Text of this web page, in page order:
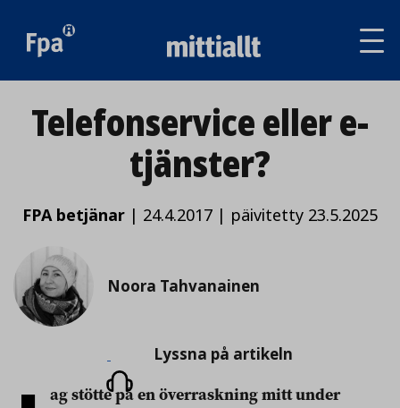
Telefonservice eller e-
tjänster?
FPA betjänar | 24.4.2017 | päivitetty 23.5.2025
Noora Tahvanainen
Lyssna
på
artikeln
Lyssna på artikeln
ag stötte på en överraskning mitt under